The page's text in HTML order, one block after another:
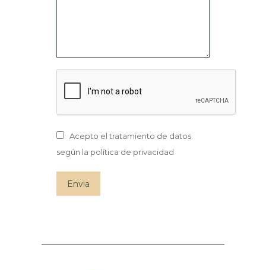
Acepto el tratamiento de datos
según la política de privacidad
Envia